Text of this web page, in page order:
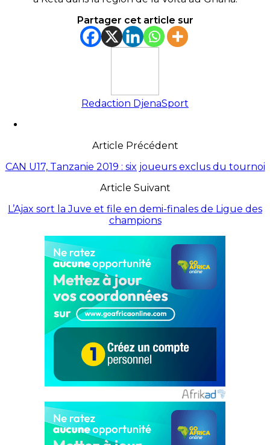
Partager cet article sur
Redaction DjenaSport
Article Précédent
CAN U17, Tanzanie 2019 : six joueurs exclus du tournoi
Article Suivant
L’Ajax sort la Juve et file en demi-finales de Ligue des
champions